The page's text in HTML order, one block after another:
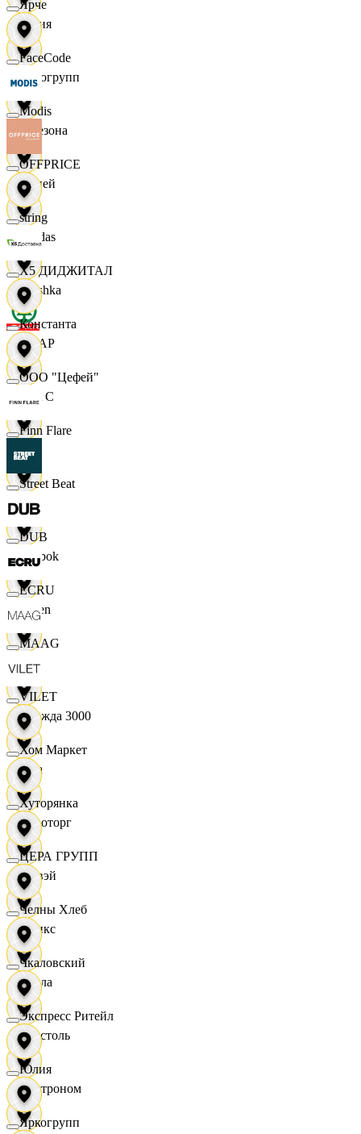
Юлия
Яркогрупп
4 Сезона
7 дней
Adidas
Bershka
СПАР
M A C
OBI
RE
Reebok
Seven
XC
Одежда 3000
Zara
Агроторг
Амвэй
Аникс
Билла
Бристоль
Быстроном
Ярче
FaceCode
Modis
OFFPRICE
string
X5 ДИДЖИТАЛ
Константа
ООО "Цефей"
Finn Flare
Street Beat
DUB
ECRU
MAAG
VILET
Хом Маркет
Хуторянка
ЦЕРА ГРУПП
Челны Хлеб
Чкаловский
Экспресс Ритейл
Юлия
Яркогрупп